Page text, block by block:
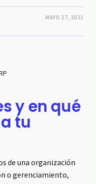
MAYO 27, 2021
y en qué
tu
de una organización
o gerenciamiento,